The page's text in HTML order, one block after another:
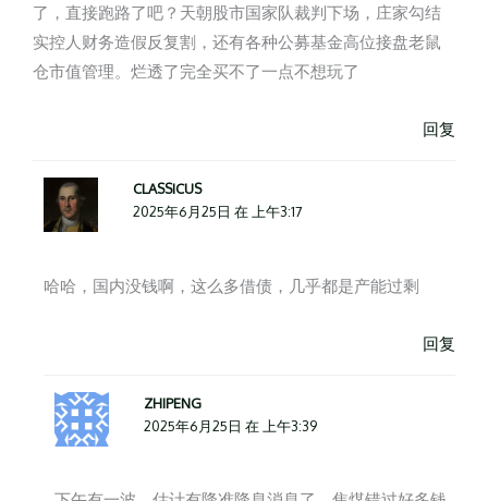
了，直接跑路了吧？天朝股市国家队裁判下场，庄家勾结
实控人财务造假反复割，还有各种公募基金高位接盘老鼠
仓市值管理。烂透了完全买不了一点不想玩了
回复
CLASSICUS
2025年6月25日 在 上午3:17
哈哈，国内没钱啊，这么多借债，几乎都是产能过剩
回复
ZHIPENG
2025年6月25日 在 上午3:39